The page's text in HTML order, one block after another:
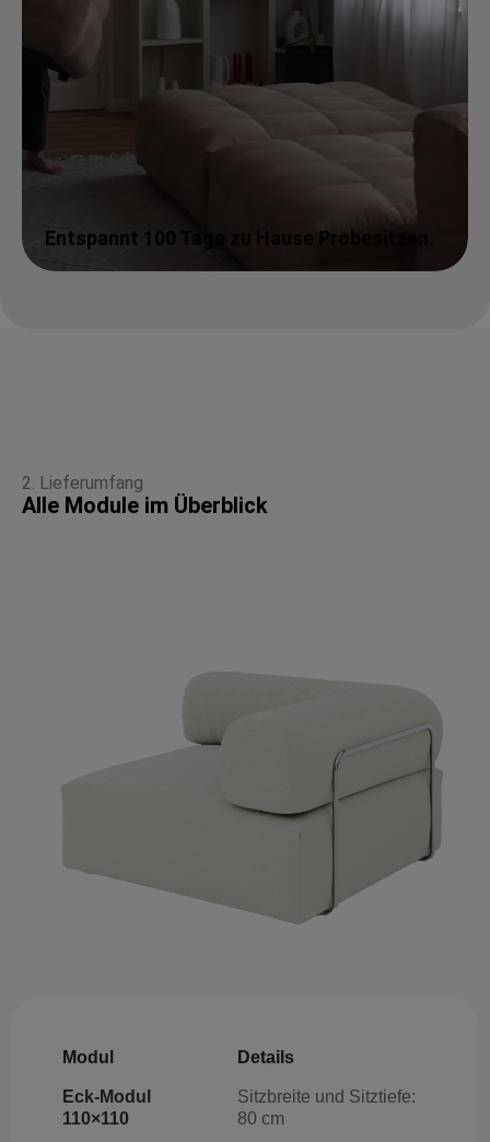
Entspannt 100 Tage zu Hause Probesitzen.
2. Lieferumfang
Alle Module im Überblick
Modul Details
Eck-Modul
110×110
Sitzbreite und Sitztiefe:
80 cm